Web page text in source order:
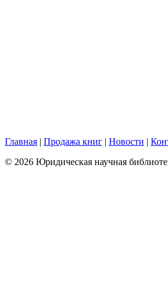
Главная | Продажа книг | Новости |
© 2026 Юридическая научная